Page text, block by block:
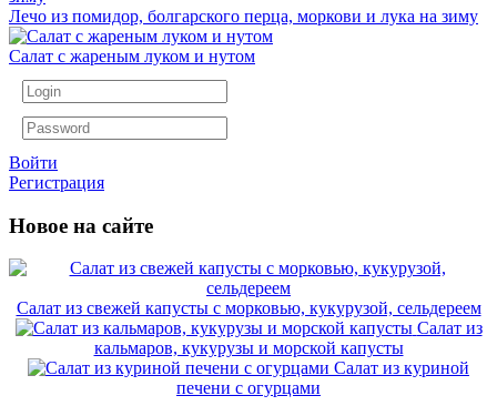
Лечо из помидор, болгарского перца, моркови и лука на зиму
Салат с жареным луком и нутом
Войти
Регистрация
Новое на сайте
Салат из свежей капусты с морковью, кукурузой, сельдереем
Салат из
кальмаров, кукурузы и морской капусты
Салат из куриной
печени с огурцами